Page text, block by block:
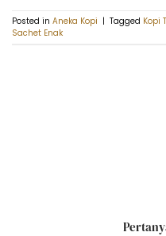
Posted in Aneka Kopi | Tagged Kopi
Sachet Enak